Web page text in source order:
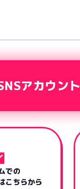
アカウント
での
こちらから